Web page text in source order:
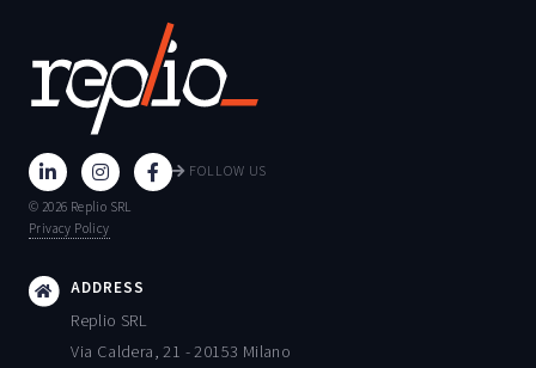
FOLLOW US
© 2026 Replio SRL
Privacy Policy
ADDRESS
Replio SRL
Via Caldera, 21 - 20153 Milano